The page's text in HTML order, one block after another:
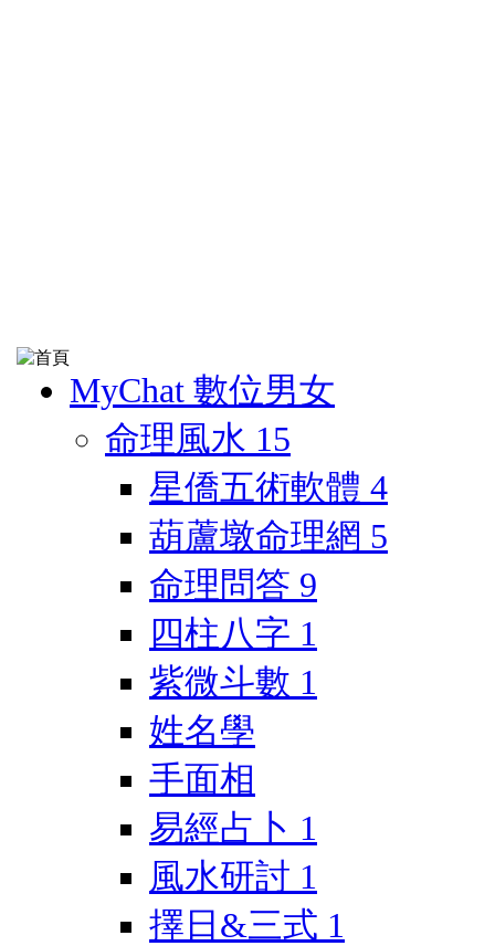
MyChat 數位男女
命理風水 15
星僑五術軟體 4
葫蘆墩命理網 5
命理問答 9
四柱八字 1
紫微斗數 1
姓名學
手面相
易經占卜 1
風水研討 1
擇日&三式 1